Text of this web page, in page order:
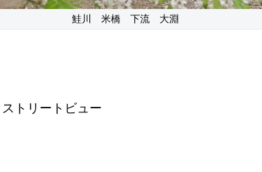
鮭川 米橋 下流 大淵
リートビュー